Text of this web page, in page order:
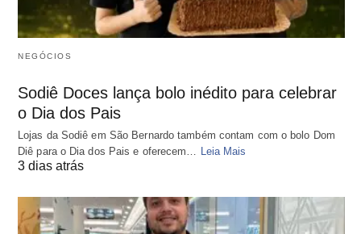
NEGÓCIOS
Sodiê Doces lança bolo inédito para celebrar
o Dia dos Pais
Lojas da Sodiê em São Bernardo também contam com o bolo Dom
Diê para o Dia dos Pais e oferecem… Leia Mais
3 dias atrás